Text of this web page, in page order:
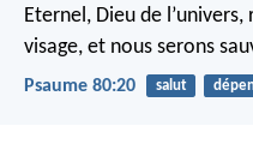
Eternel, Dieu de l’univers,
visage, et nous serons
Psaume 80:20 salut